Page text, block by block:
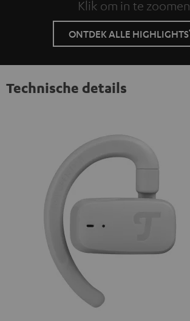
Klik om in te zoomen.
Tap to zoom
ONTDEK ALLE HIGHLIGHTS
Technische details